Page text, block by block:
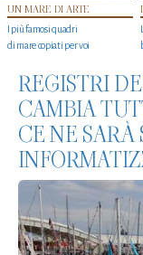
UN MARE DI ARTE
I più famosi quadri
di mare copiati per voi
REGISTRI
CAMBIA
CE NE SARÀ